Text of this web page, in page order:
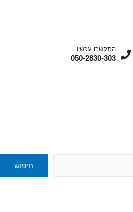
התקשרו עכשיו
050-2830-303
חיפוש